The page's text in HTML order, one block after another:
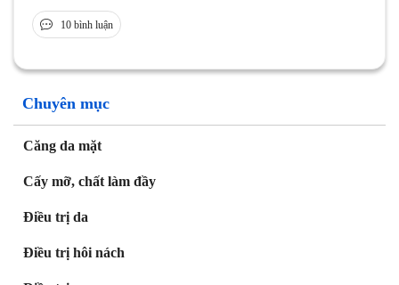
Chuyên mục
Căng da mặt
Cấy mỡ, chất làm đầy
Điều trị da
Điều trị hôi nách
10 bình luận